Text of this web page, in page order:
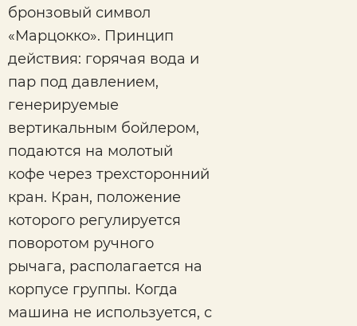
бронзовый символ
«Марцокко». Принцип
действия: горячая вода и
пар под давлением,
генерируемые
вертикальным бойлером,
подаются на молотый
кофе через трехсторонний
кран. Кран, положение
которого регулируется
поворотом ручного
рычага, располагается на
корпусе группы. Когда
машина не используется, с